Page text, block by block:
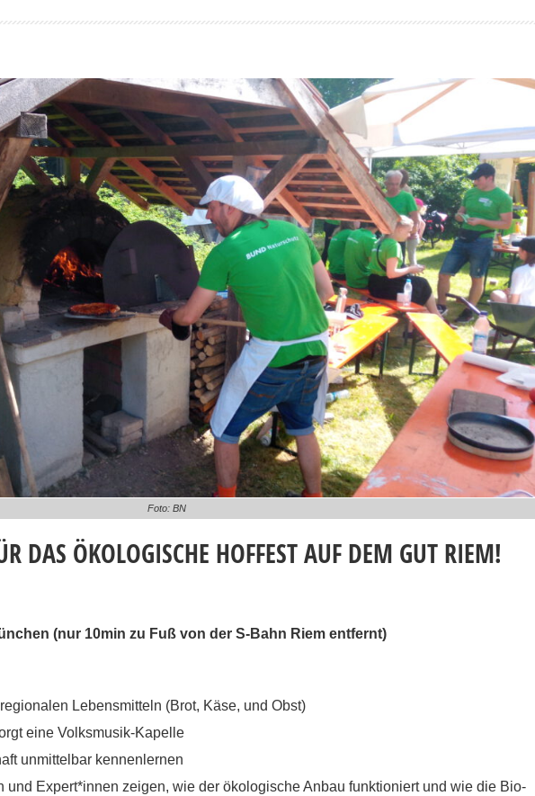
Foto: BN
DAS ÖKOLOGISCHE HOFFEST AUF DEM GUT RIEM⁠!
(nur 10min zu Fuß von der S-Bahn Riem entfernt)⁠
Lebensmitteln (Brot, Käse, und Obst)
eine Volksmusik-Kapelle
unmittelbar kennenlernen⁠
und Expert*innen zeigen, wie der ökologische Anbau funktioniert und wie die Bio-